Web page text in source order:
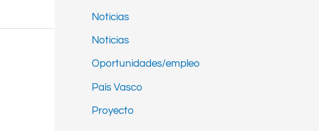
Noticias
Noticias
Oportunidades/empleo
País Vasco
Proyecto